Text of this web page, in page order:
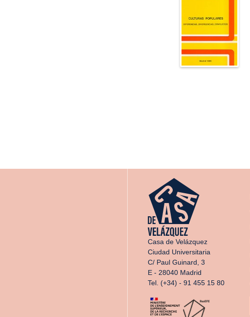
Casa de Velázquez
Ciudad Universitaria
C/ Paul Guinard, 3
E - 28040 Madrid
Tel. (+34) - 91 455 15 80